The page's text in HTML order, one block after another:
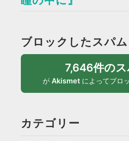
ブロックしたスパム
7,646件の
がAkismet によってブロ
カテゴリー